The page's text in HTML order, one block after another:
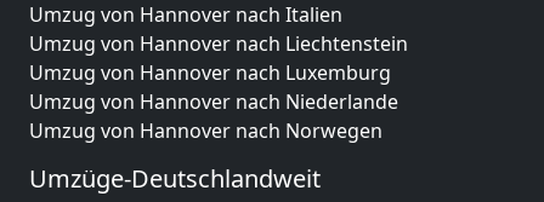
Umzug von Hannover nach Italien
Umzug von Hannover nach Liechtenstein
Umzug von Hannover nach Luxemburg
Umzug von Hannover nach Niederlande
Umzug von Hannover nach Norwegen
Umzüge-Deutschlandweit